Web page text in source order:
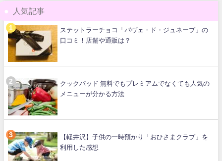
人気記事
ステットラーチョコ「パヴェ・ド・ジュネーブ」の
口コミ！店舗や通販は？
クックパッド 無料でもプレミアムでなくても人気の
メニューが分かる方法
【軽井沢】子供の一時預かり「おひさまクラブ」を
利用した感想